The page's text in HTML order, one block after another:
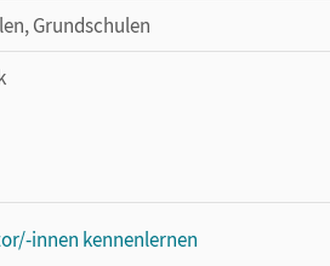
Grundschulen
innen kennenlernen